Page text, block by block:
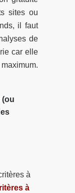
sites ou
il faut
de
car elle
(ou
à
à